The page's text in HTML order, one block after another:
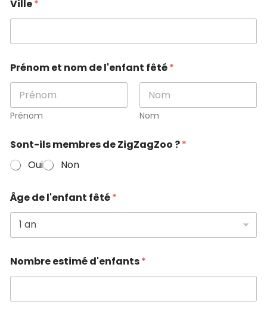
Ville*
Prénom et nom de l'enfant fêté*
Prénom Nom
Sont-ils membres de ZigZagZoo ?*
Oui
Non
Âge de l'enfant fêté*
Nombre estimé d'enfants*